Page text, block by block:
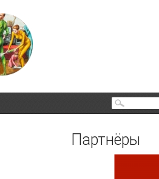
Поиск
Партнёры